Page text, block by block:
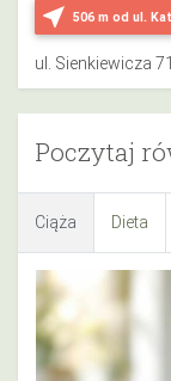
near_me 506 m od ul.
ul. Sienkiewicza
Poczytaj
Ciąża Dieta